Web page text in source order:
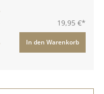
19,95 €*
In den Warenkorb